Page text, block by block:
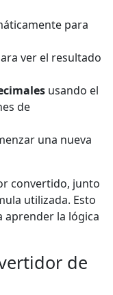
para
ver el resultado
usando el
de
una nueva
convertido, junto
utilizada. Esto
aprender la lógica
de